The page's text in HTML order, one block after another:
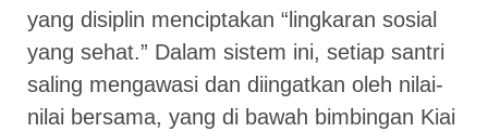
yang disiplin menciptakan “lingkaran sosial
yang sehat.” Dalam sistem ini, setiap santri
saling mengawasi dan diingatkan oleh nilai-
nilai bersama, yang di bawah bimbingan Kiai